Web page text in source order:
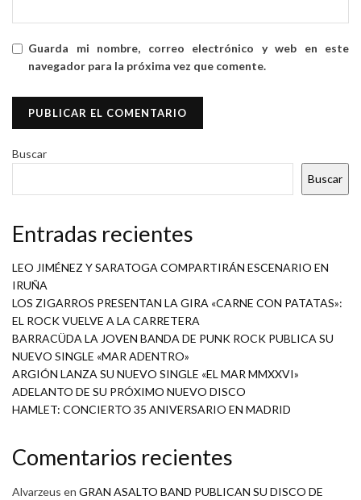
Guarda mi nombre, correo electrónico y web en este
navegador para la próxima vez que comente.
Buscar
Buscar
Entradas recientes
LEO JIMÉNEZ Y SARATOGA COMPARTIRÁN ESCENARIO EN
IRUÑA
LOS ZIGARROS PRESENTAN LA GIRA «CARNE CON PATATAS»:
EL ROCK VUELVE A LA CARRETERA
BARRACÜDA LA JOVEN BANDA DE PUNK ROCK PUBLICA SU
NUEVO SINGLE «MAR ADENTRO»
ARGIÓN LANZA SU NUEVO SINGLE «EL MAR MMXXVI»
ADELANTO DE SU PRÓXIMO NUEVO DISCO
HAMLET: CONCIERTO 35 ANIVERSARIO EN MADRID
Comentarios recientes
Alvarzeus en GRAN ASALTO BAND PUBLICAN SU DISCO DE